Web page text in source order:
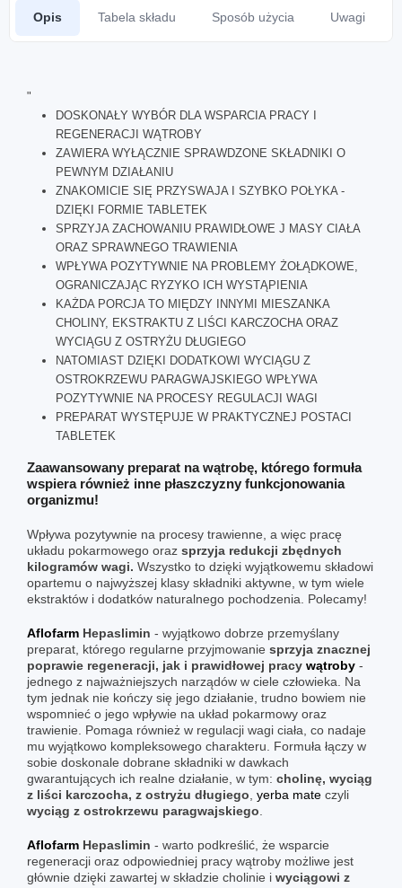
Opis Tabela składu Sposób użycia Uwagi
"
DOSKONAŁY WYBÓR DLA WSPARCIA PRACY I
REGENERACJI WĄTROBY
ZAWIERA WYŁĄCZNIE SPRAWDZONE SKŁADNIKI O
PEWNYM DZIAŁANIU
ZNAKOMICIE SIĘ PRZYSWAJA I SZYBKO POŁYKA -
DZIĘKI FORMIE TABLETEK
SPRZYJA ZACHOWANIU PRAWIDŁOWE J MASY CIAŁA
ORAZ SPRAWNEGO TRAWIENIA
WPŁYWA POZYTYWNIE NA PROBLEMY ŻOŁĄDKOWE,
OGRANICZAJĄC RYZYKO ICH WYSTĄPIENIA
KAŻDA PORCJA TO MIĘDZY INNYMI MIESZANKA
CHOLINY, EKSTRAKTU Z LIŚCI KARCZOCHA ORAZ
WYCIĄGU Z OSTRYŻU DŁUGIEGO
NATOMIAST DZIĘKI DODATKOWI WYCIĄGU Z
OSTROKRZEWU PARAGWAJSKIEGO WPŁYWA
POZYTYWNIE NA PROCESY REGULACJI WAGI
PREPARAT WYSTĘPUJE W PRAKTYCZNEJ POSTACI
TABLETEK
Zaawansowany preparat na wątrobę, którego formuła
wspiera również inne płaszczyzny funkcjonowania
organizmu!
Wpływa pozytywnie na procesy trawienne, a więc pracę
układu pokarmowego oraz sprzyja redukcji zbędnych
kilogramów wagi. Wszystko to dzięki wyjątkowemu składowi
opartemu o najwyższej klasy składniki aktywne, w tym wiele
ekstraktów i dodatków naturalnego pochodzenia. Polecamy!
Aflofarm Hepaslimin - wyjątkowo dobrze przemyślany
preparat, którego regularne przyjmowanie sprzyja znacznej
poprawie regeneracji, jak i prawidłowej pracy wątroby -
jednego z najważniejszych narządów w ciele człowieka. Na
tym jednak nie kończy się jego działanie, trudno bowiem nie
wspomnieć o jego wpływie na układ pokarmowy oraz
trawienie. Pomaga również w regulacji wagi ciała, co nadaje
mu wyjątkowo kompleksowego charakteru. Formuła łączy w
sobie doskonale dobrane składniki w dawkach
gwarantujących ich realne działanie, w tym: cholinę, wyciąg
z liści karczocha, z ostryżu długiego yerba mate czyli
wyciąg z ostrokrzewu paragwajskiego
Aflofarm Hepaslimin - warto podkreślić, że wsparcie
regeneracji oraz odpowiedniej pracy wątroby możliwe jest
głównie dzięki zawartej w składzie cholinie i wyciągowi z